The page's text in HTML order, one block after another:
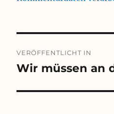
VERÖFFENTLICHT IN
Wir müssen an